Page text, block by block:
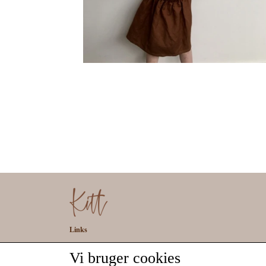
Links
Cookies
Vi bruger cookies